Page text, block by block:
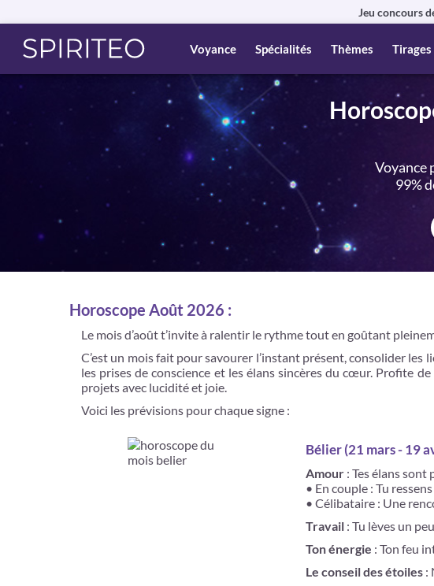
Jeu concours
Voyance Spécialités Thèmes
Voyance
99%
Horoscope Août 2026 :
Le mois d’août t’invite à ralentir le rythme tout en goûtant
C’est un mois fait pour savourer l’instant présent, consolider les
les prises de conscience et les élans sincères du cœur. Profite
projets avec lucidité et joie.
Voici les prévisions pour chaque signe :
Bélier (21 mars - 19
Amour: Tes élans sont
• En couple : Tu
• Célibataire : Une
Travail: Tu lèves un
Ton énergie : Ton feu
Le conseil des étoiles: